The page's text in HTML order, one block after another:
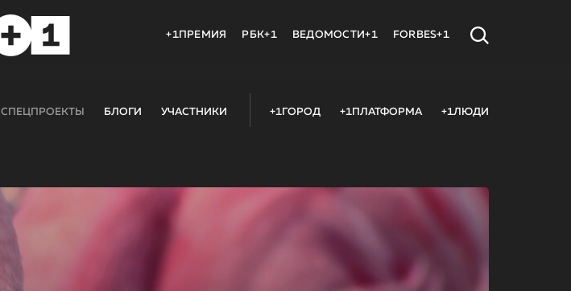
+1ПРЕМИЯ РБК+1 ВЕДОМОСТИ+1 FORBES+1
СПЕЦПРОЕКТЫ БЛОГИ УЧАСТНИКИ +1ГОРОД +1ПЛАТФОРМА +1ЛЮДИ